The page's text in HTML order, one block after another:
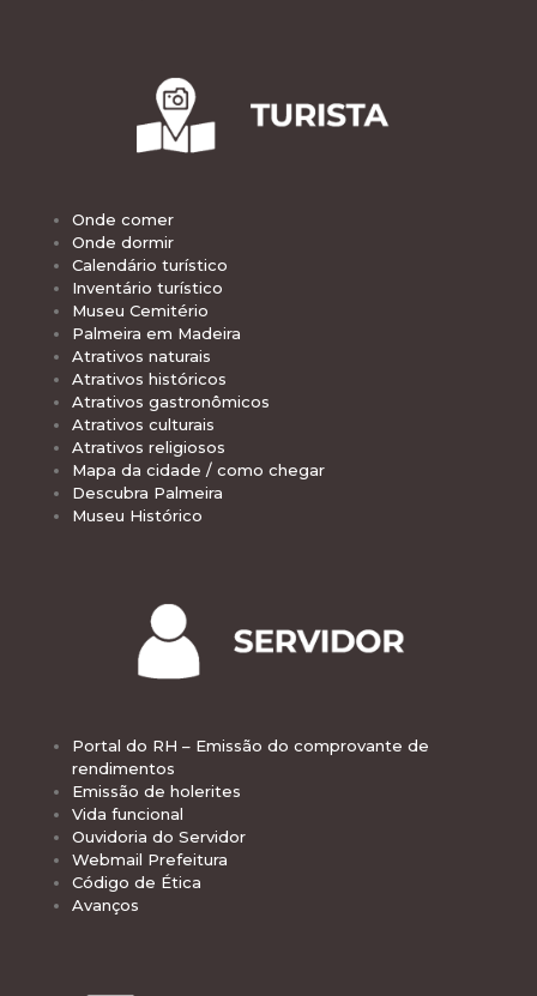
Onde comer
Onde dormir
Calendário turístico
Inventário turístico
Museu Cemitério
Palmeira em Madeira
Atrativos naturais
Atrativos históricos
Atrativos gastronômicos
Atrativos culturais
Atrativos religiosos
Mapa da cidade / como chegar
Descubra Palmeira
Museu Histórico
Portal do RH – Emissão do comprovante de
rendimentos
Emissão de holerites
Vida funcional
Ouvidoria do Servidor
Webmail Prefeitura
Código de Ética
Avanços